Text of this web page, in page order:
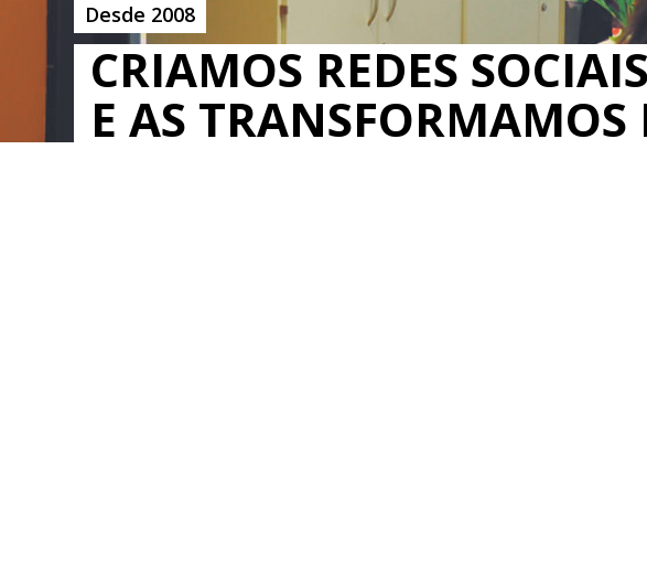
Desde 2008
CRIAMOS REDES SOCIAIS
E AS TRANSFORMAMOS